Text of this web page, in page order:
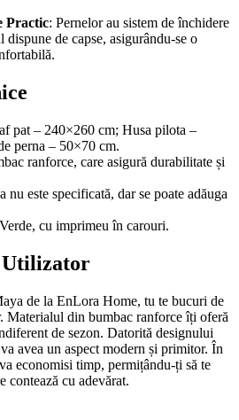
Practic: Pernelor au sistem de închidere
de capse, asigurându-se o
pat – 240×260 cm; Husa pilota –
perna – 50×70 cm.
ranforce, care asigură durabilitate și
nu este specificată, dar se poate adăuga
cu imprimeu în carouri.
de la EnLora Home, tu te bucuri de
Materialul din bumbac ranforce îți oferă
de sezon. Datorită designului
avea un aspect modern și primitor. În
economisi timp, permițându-ți să te
contează cu adevărat.